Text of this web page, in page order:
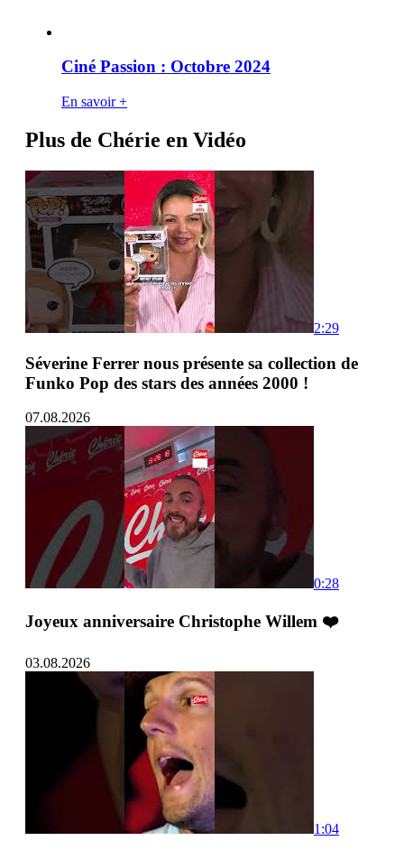
Ciné Passion : Octobre 2024
En savoir +
Plus de Chérie en Vidéo
2:29
Séverine Ferrer nous présente sa collection de
Funko Pop des stars des années 2000 !
07.08.2026
0:28
Joyeux anniversaire Christophe Willem ❤️
03.08.2026
1:04